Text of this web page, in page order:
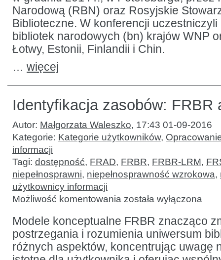
Narodową (RBN) oraz Rosyjskie
Biblioteczne. W konferencji
bibliotek narodowych (bn) krajów WNP
Łotwy, Estonii, Finlandii i Chin.
… więcej
Identyfikacja zasobów: FRBR
Autor: Małgorzata Waleszko, 17:43 01-09-2016
Kategorie: Kategorie użytkowników,
informacji
Tagi: dostępność, FRAD, FRBR, FRBR-LRM,
niepełnosprawni, niepełnosprawność wzrokowa,
użytkownicy informacji
Możliwość komentowania Identyfikacja
zasobów:
a dostępność
została wyłączona
Modele konceptualne FRBR znacząco
postrzegania i rozumienia uniwersum
różnych aspektów, koncentrując uwagę